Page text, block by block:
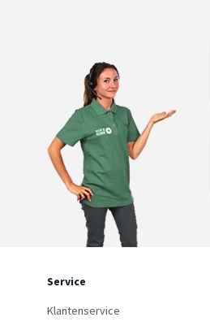
Service
Klantenservice